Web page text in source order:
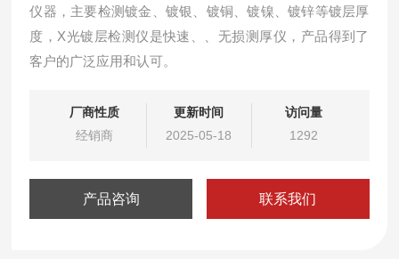
仪器，主要检测镀金、镀银、镀铜、镀镍、镀锌等镀层厚
度，X光镀层检测仪是快速、、无损测厚仪，产品得到了
客户的广泛应用和认可。
厂商性质
经销商
更新时间
2025-05-18
访问量
1292
产品咨询 联系我们